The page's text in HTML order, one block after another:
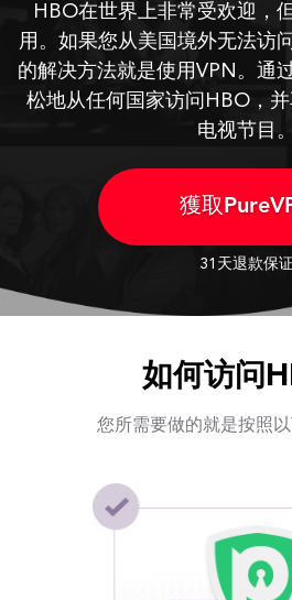
HBO在世界上非常受欢迎，
用。如果您从美国境外无法访
的解决方法就是使用VPN。通
松地从任何国家访问HBO，
电视节目。
獲取
31天退款保证
如何访问
您所需要做的就是按照以